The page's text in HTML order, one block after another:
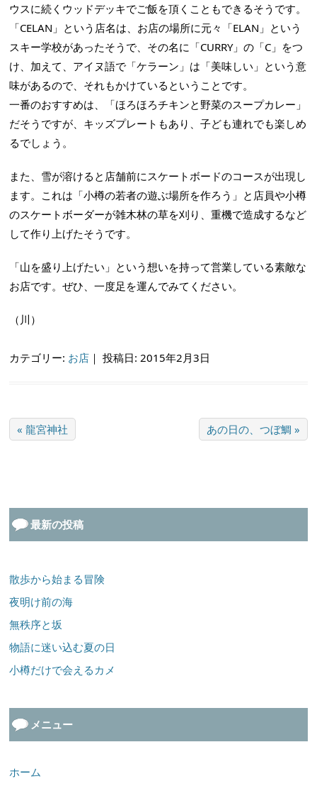
ウスに続くウッドデッキでご飯を頂くこともできるそうです。
「CELAN」という店名は、お店の場所に元々「ELAN」という
スキー学校があったそうで、その名に「CURRY」の「C」をつ
け、加えて、アイヌ語で「ケラーン」は「美味しい」という意
味があるので、それもかけているということです。
一番のおすすめは、「ほろほろチキンと野菜のスープカレー」
だそうですが、キッズプレートもあり、子ども連れでも楽しめ
るでしょう。
また、雪が溶けると店舗前にスケートボードのコースが出現し
ます。これは「小樽の若者の遊ぶ場所を作ろう」と店員や小樽
のスケートボーダーが雑木林の草を刈り、重機で造成するなど
して作り上げたそうです。
「山を盛り上げたい」という想いを持って営業している素敵な
お店です。ぜひ、一度足を運んでみてください。
（川）
カテゴリー: お店 ｜投稿日: 2015年2月3日
« 龍宮神社 あの日の、つぼ鯛 »
最新の投稿
散歩から始まる冒険
夜明け前の海
無秩序と坂
物語に迷い込む夏の日
小樽だけで会えるカメ
メニュー
ホーム